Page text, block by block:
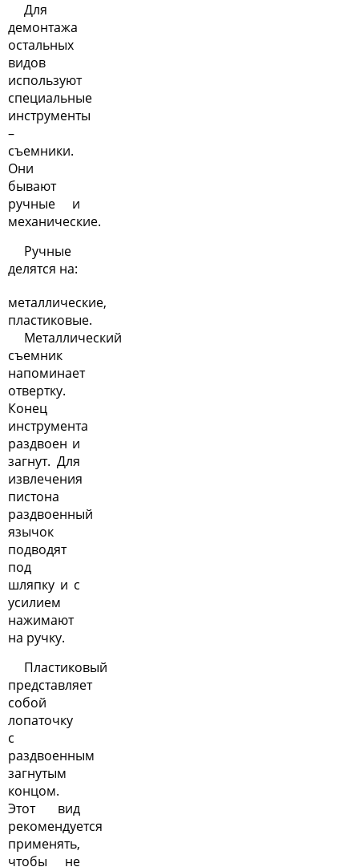
Для
демонтажа
остальных
видов
используют
специальные
инструменты
–
съемники.
Они
бывают
ручные и
механические.
Ручные
делятся на:
металлические,
пластиковые.
Металлический
съемник
напоминает
отвертку.
Конец
инструмента
раздвоен и
загнут. Для
извлечения
пистона
раздвоенный
язычок
подводят
под
шляпку и с
усилием
нажимают
на ручку.
Пластиковый
представляет
собой
лопаточку
с
раздвоенным
загнутым
концом.
Этот вид
рекомендуется
применять,
чтобы не